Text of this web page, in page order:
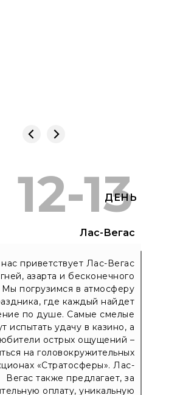
ДЕНЬ
приветствует Лас-Вегас
азарта и бесконечного
Мы погрузимся в атмосферу
где каждый найдет
по душе. Самые смелые
испытать удачу в казино, а
острых ощущений –
на головокружительных
«Стратосферы». Лас-
Вегас также предлагает, за
оплату, уникальную
12-13
Лас-Вегас